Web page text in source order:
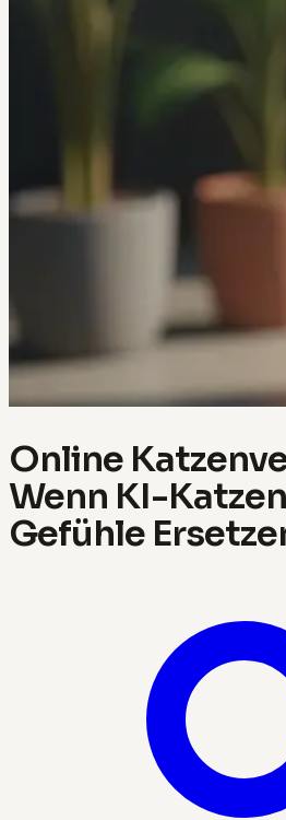
Online
Wenn KI-
Gefühle